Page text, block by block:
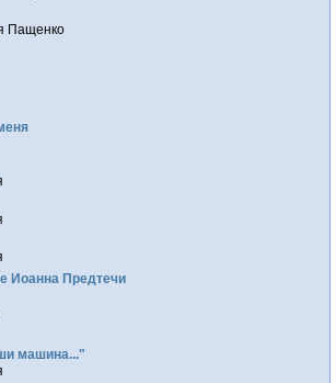
Пащенко
Иоанна Предтечи
машина..."